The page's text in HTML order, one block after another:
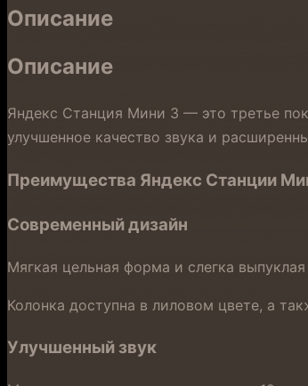
Описание
Описание
Яндекс Станция Мини 3 — это третье
улучшенное качество звука и
Преимущества Яндекс Станции
Современный дизайн
Мягкая цельная форма и слегка
Колонка доступна в лиловом цвете, а
Улучшенный звук